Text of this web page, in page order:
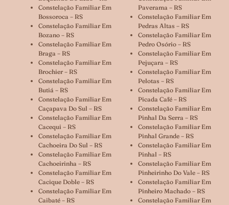
Constelação Familiar Em
Bossoroca – RS
Constelação Familiar Em
Bozano – RS
Constelação Familiar Em
Braga – RS
Constelação Familiar Em
Brochier – RS
Constelação Familiar Em
Butiá – RS
Constelação Familiar Em
Caçapava Do Sul – RS
Constelação Familiar Em
Cacequi – RS
Constelação Familiar Em
Cachoeira Do Sul – RS
Constelação Familiar Em
Cachoeirinha – RS
Constelação Familiar Em
Cacique Doble – RS
Constelação Familiar Em
Caibaté – RS
Paverama – RS
Constelação Familiar Em
Pedras Altas – RS
Constelação Familiar Em
Pedro Osório – RS
Constelação Familiar Em
Pejuçara – RS
Constelação Familiar Em
Pelotas – RS
Constelação Familiar Em
Picada Café – RS
Constelação Familiar Em
Pinhal Da Serra – RS
Constelação Familiar Em
Pinhal Grande – RS
Constelação Familiar Em
Pinhal – RS
Constelação Familiar Em
Pinheirinho Do Vale – RS
Constelação Familiar Em
Pinheiro Machado – RS
Constelação Familiar Em